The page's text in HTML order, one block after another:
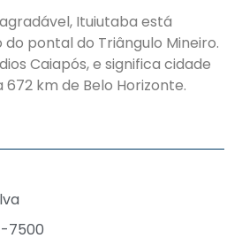
Ituiutaba está
pontal do Triângulo Mineiro.
Caiapós, e significa cidade
672 km de Belo Horizonte.
7500